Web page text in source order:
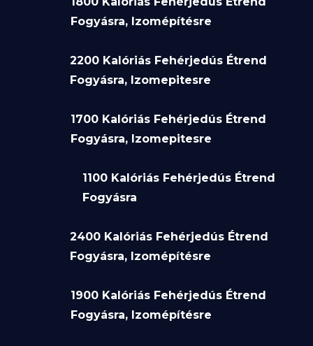
Fogyásra, Izomépítésre
2200 Kalóriás Fehérjedús Étrend
Fogyásra, Izomepitesre
1700 Kalóriás Fehérjedús Étrend
Fogyásra, Izomepitesre
1100 Kalóriás Fehérjedús Étrend
Fogyásra
2400 Kalóriás Fehérjedús Étrend
Fogyásra, Izomépítésre
1900 Kalóriás Fehérjedús Étrend
Fogyásra, Izomépítésre